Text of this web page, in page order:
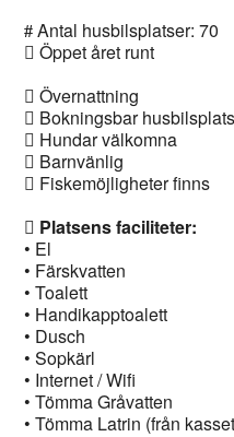
Antal husbilsplatser: 70
Öppet året runt
Övernattning
Bokningsbar husbilsplats
Hundar välkomna
Barnvänlig
Fiskemöjligheter finns
Platsens faciliteter:
• El
• Färskvatten
• Toalett
• Handikapptoalett
• Dusch
• Sopkärl
• Internet / Wifi
• Tömma Gråvatten
• Tömma Latrin (från